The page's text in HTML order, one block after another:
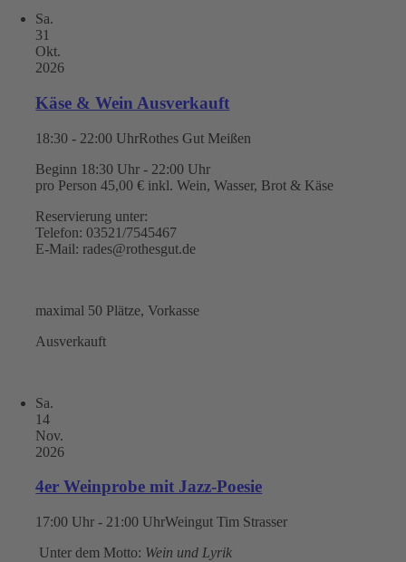
Sa.
31
Okt.
2026
Käse & Wein Ausverkauft
18:30 - 22:00 UhrRothes Gut Meißen
Beginn 18:30 Uhr - 22:00 Uhr
pro Person 45,00 € inkl. Wein, Wasser, Brot & Käse
Reservierung unter:
Telefon: 03521/7545467
E-Mail: rades@rothesgut.de
maximal 50 Plätze, Vorkasse
Ausverkauft
Sa.
14
Nov.
2026
4er Weinprobe mit Jazz-Poesie
17:00 Uhr - 21:00 UhrWeingut Tim Strasser
Unter dem Motto: Wein und Lyrik